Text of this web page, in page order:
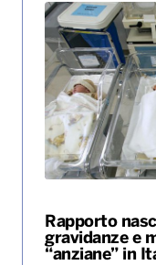
Rapporto
gravidanze e
“anziane” in